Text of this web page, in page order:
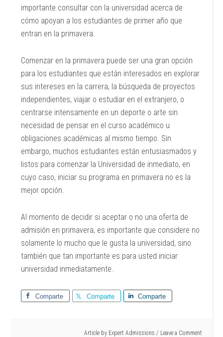
importante consultar con la universidad acerca de
cómo apoyan a los estudiantes de primer año que
entran en la primavera.
Comenzar en la primavera puede ser una gran opción
para los estudiantes que están interesados en explorar
sus intereses en la carrera, la búsqueda de proyectos
independientes, viajar o estudiar en el extranjero, o
centrarse intensamente en un deporte o arte sin
necesidad de pensar en el curso académico u
obligaciones académicas al mismo tiempo. Sin
embargo, muchos estudiantes están entusiasmados y
listos para comenzar la Universidad de inmediato, en
cuyo caso, iniciar su programa en primavera no es la
mejor opción.
Al momento de decidir si aceptar o no una oferta de
admisión en primavera, es importante que considere no
solamente lo mucho que le gusta la universidad, sino
también que tan importante es para usted iniciar
universidad inmediatamente.
Comparte Comparte Comparte
Article by Expert Admissions Leave a Comment